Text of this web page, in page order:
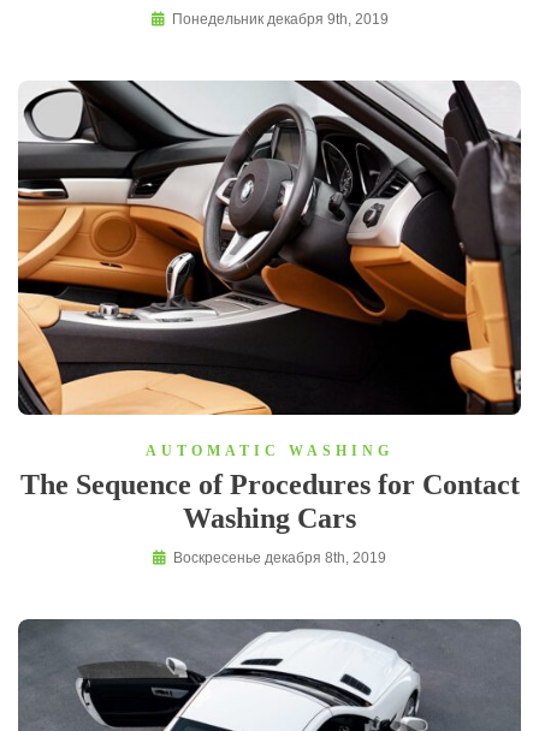
Понедельник декабря 9th, 2019
AUTOMATIC WASHING
The Sequence of Procedures for Contact
Washing Cars
Воскресенье декабря 8th, 2019